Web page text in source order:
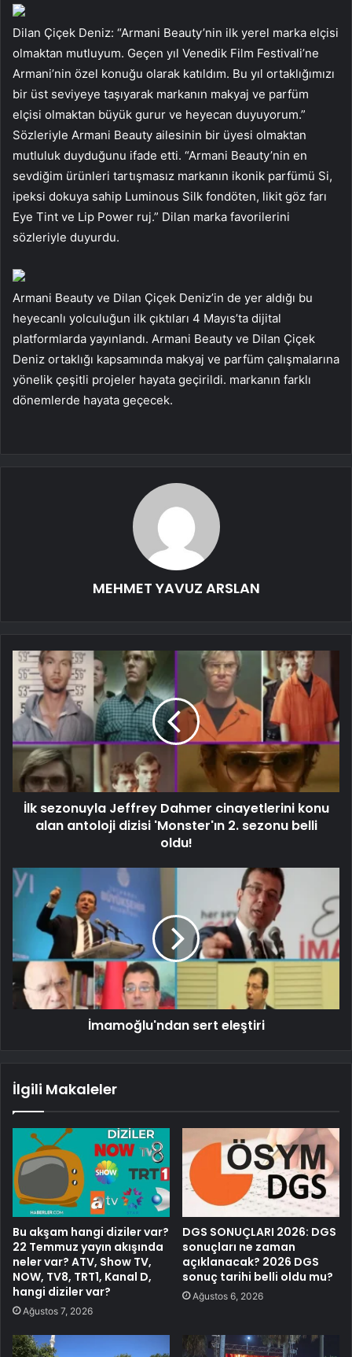
Dilan Çiçek Deniz: “Armani Beauty’nin ilk yerel marka elçisi
olmaktan mutluyum. Geçen yıl Venedik Film Festivali’ne
Armani’nin özel konuğu olarak katıldım. Bu yıl ortaklığımızı
bir üst seviyeye taşıyarak markanın makyaj ve parfüm
elçisi olmaktan büyük gurur ve heyecan duyuyorum.”
Sözleriyle Armani Beauty ailesinin bir üyesi olmaktan
mutluluk duyduğunu ifade etti. “Armani Beauty’nin en
sevdiğim ürünleri tartışmasız markanın ikonik parfümü Si,
ipeksi dokuya sahip Luminous Silk fondöten, likit göz farı
Eye Tint ve Lip Power ruj.” Dilan marka favorilerini
sözleriyle duyurdu.
Armani Beauty ve Dilan Çiçek Deniz’in de yer aldığı bu
heyecanlı yolculuğun ilk çıktıları 4 Mayıs’ta dijital
platformlarda yayınlandı. Armani Beauty ve Dilan Çiçek
Deniz ortaklığı kapsamında makyaj ve parfüm çalışmalarına
yönelik çeşitli projeler hayata geçirildi. markanın farklı
dönemlerde hayata geçecek.
MEHMET YAVUZ ARSLAN
İlk sezonuyla Jeffrey Dahmer cinayetlerini konu
alan antoloji dizisi 'Monster'ın 2. sezonu belli
oldu!
İmamoğlu'ndan sert eleştiri
İlgili Makaleler
Bu akşam hangi diziler var?
22 Temmuz yayın akışında
neler var? ATV, Show TV,
NOW, TV8, TRT1, Kanal D,
hangi diziler var?
Ağustos 7, 2026
DGS SONUÇLARI 2026: DGS
sonuçları ne zaman
açıklanacak? 2026 DGS
sonuç tarihi belli oldu mu?
Ağustos 6, 2026